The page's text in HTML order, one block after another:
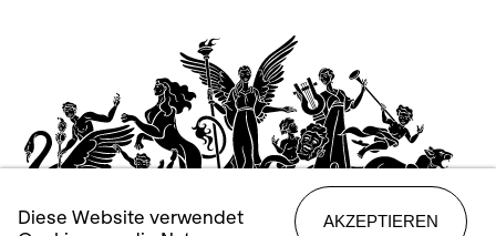
Diese Website verwendet
AKZEPTIEREN